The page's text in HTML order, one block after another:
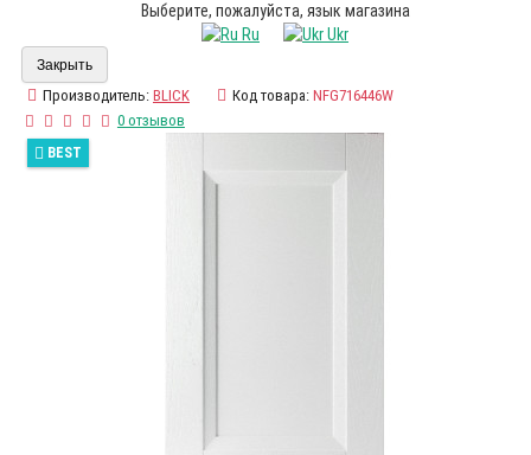
Выберите, пожалуйста, язык магазина
Ru
Ukr
Закрыть
Производитель: BLICK Код товара: NFG716446W
0 отзывов
BEST